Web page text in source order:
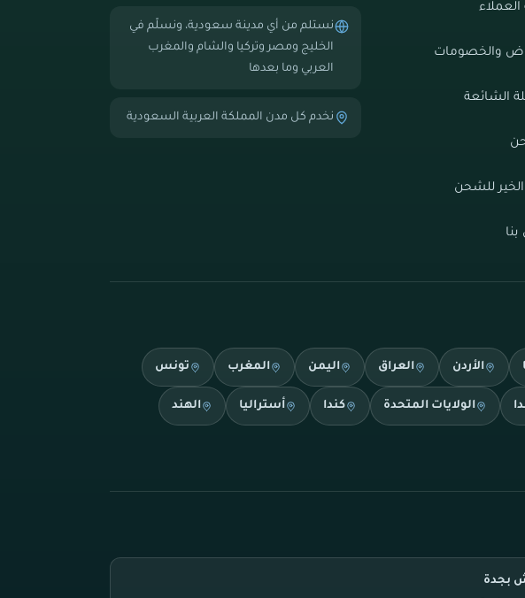
والخصومات
الشائعة
الخير للشحن
نستلم من أي مدينة سعودية، ونسلّم في
الخليج ومصر وتركيا والشام والمغرب
العربي وما بعدها
نخدم كل مدن المملكة العربية السعودية
الأردن العراق اليمن المغرب تونس
الولايات المتحدة كندا أستراليا الهند
بجدة